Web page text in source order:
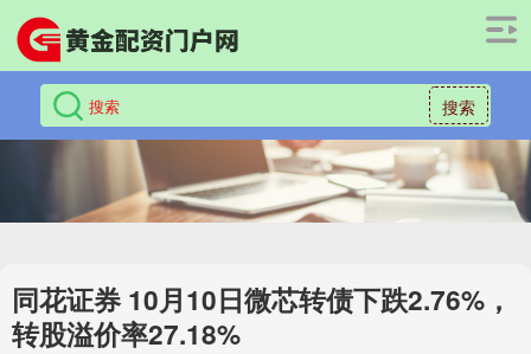
搜索
同花证券 10月10日微芯转债下跌2.76%，
转股溢价率27.18%